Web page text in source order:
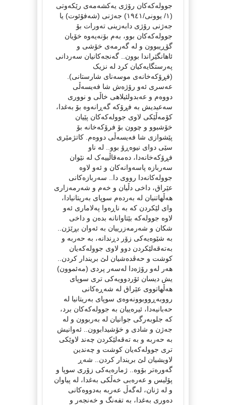
جوولەکەکان رۆژی یەکشەمەی رێکەوتی
(١/ یوونی/١٩٤١) جەژنی (شەفۆئوت) یا
جەژنی رۆژی دابەزینی تەورات بۆ
جوولەکەکان بوو، بەم بۆنەیەوە خۆیان
گۆڕیبوون و لە گەرمەی خۆشی و
ئاهانگێراندا بوون.. گەنجەکانیان سەردانی
پەرستگایەکیان کرد لە نزیک
(فڕۆکەخانەی موسه‌نای شارستانی).
عەسری ئەو رۆژەش شا فەیسەڵی
دووەم و عەبدولئیلاهی خاڵی و نووری
سەعیدیش بە فڕۆکە گەڕانەوە بۆ بەغدا،
کۆمەڵێکی لاوی جوولەکەکان پێیان
خۆشبوو و چوون بۆ فرۆکەخانە بۆ
پێشوازی شا فەیسەڵی دووەم. کاتژمێری
سێی دوای نيوەڕۆ بوو.. لە ناو
فڕۆکەخانەدا، دەمەقاڵییەک لە نێوان
سەربازە پاسەوانەکان و ئەو لاوە
جوولەکانەدا رووی دا.. سەربازەکانی
عێراق، داخی دڵیان و خەم و شەرمەزاری
هەڵهاتنیان لە بەردەم سوپای بەریتانیادا،
وای لێکردن کە بە ناڕەوا پەلاماری ئەو
لاوە جوولەکە بێتاوانانە بدەن و داخی
شکان و شەرمەزرییان بە ئەوان بڕێژن..
بە شێوەیەکی زۆر دڕندانە، بە حەربە و
بەتەقەلێکردن دوو لاوی جوولەکەیان
کوشت و حەڤدەشیان لێ بریندار کردن..
هەر لەو رۆژەدا لەسەر پردی (مەئموون)
یش دیسان ئۆردوویەکی تری سوپای
هەڵهاتووی عێراق لە شەڕەکانی
رووبەڕووبوونەوەی سوپای بەریتانیا لە
حەبانیەدا، ئیرەییان بە جوولەکەکان برد،
کە جلوبەرگی جوانیان لە بەربوون و لە
جەژن و شادی و خۆشیدابوون.. ئەوانیش
بە حەربە و بە تەقەلێکردن چەند لاوێکی
تری جوولەکەیان کوشت و چەندین
لاویشیان لێ بریندار کردن.. شەڕ
گەورەتر بۆوە.. ژمارەیەکی زۆری سوپا و
پۆلیس و عەرەبی خەڵکی بەغدا، لە پیاوان
و لە ژنان، لەگەڵ عەربە بەدووەکانی
دەوری بەغدا، بە تفەنگ و خەنجەر و